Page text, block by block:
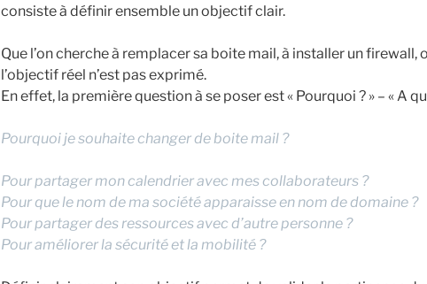
consiste à définir ensemble un objectif clair.
Que l’on cherche à remplacer sa boite mail, à installer un
l’objectif réel n’est pas exprimé.
En effet, la première question à se poser est « Pourquoi ? » – « A
Pourquoi je souhaite changer de boite mail ?
Pour partager mon calendrier avec mes collaborateurs ?
Pour que le nom de ma société apparaisse en nom de domaine ?
Pour partager des ressources avec d’autre personne ?
Pour améliorer la sécurité et la mobilité ?